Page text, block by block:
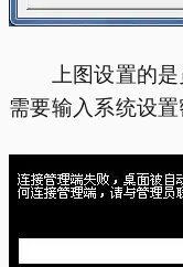
上图设置的是员
需要输入系统设